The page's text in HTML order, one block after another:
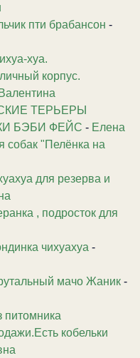
пти брабансон -
хуа.
корпус.
Валентина
ТЕРЬЕРЫ
БЭБИ ФЕЙС - Елена
собак "Пелёнка на
для резерва и
, подросток для
чихуахуа -
мачо Жаник -
питомника
кобельки